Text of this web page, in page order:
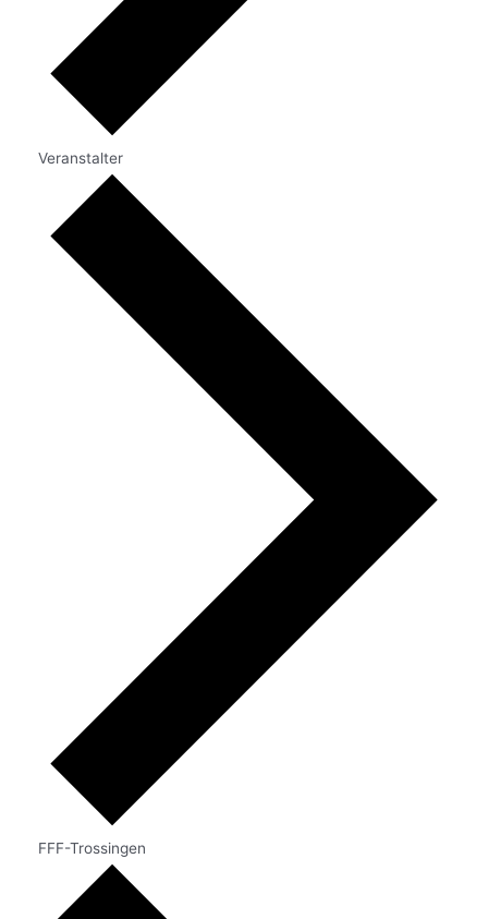
Veranstalter
FFF-Trossingen